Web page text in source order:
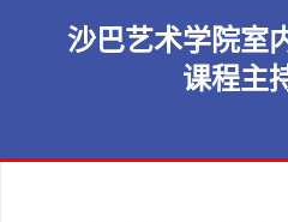
沙巴艺术学院室
课程主